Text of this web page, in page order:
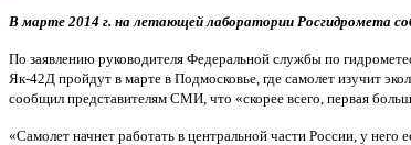
В марте 2014 г. на летающей лаборатории Росгидромета
По заявлению руководителя Федеральной службы по
Як-42Д пройдут в марте в Подмосковье, где самолет изучит
сообщил представителям СМИ, что «скорее всего, первая
«Самолет начнет работать в центральной части России, у